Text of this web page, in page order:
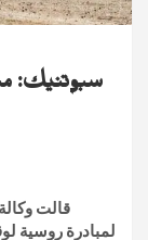
سبوتنيك:
قالت
لمبادرة روسية